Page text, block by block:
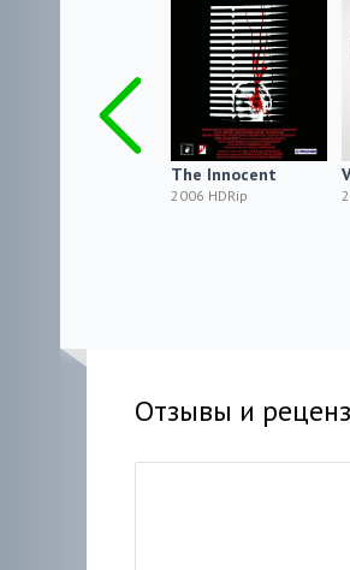
The Innocent
2006 HDRip
Отзывы и